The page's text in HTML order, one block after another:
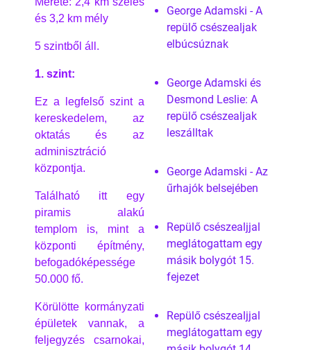
és 3,2 km mély
5 szintből áll.
1. szint:
Ez a legfelső szint a
kereskedelem, az
oktatás és az
adminisztráció
központja.
Található itt egy
piramis alakú
templom is, mint a
központi építmény,
befogadóképessége
50.000 fő.
Körülötte kormányzati
épületek vannak, a
feljegyzés csarnokai,
George Adamski - A
repülő csészealjak
elbúcsúznak
George Adamski és
Desmond Leslie: A
repülő csészealjak
leszálltak
George Adamski - Az
űrhajók belsejében
Repülő csészealjjal
meglátogattam egy
másik bolygót 15.
fejezet
Repülő csészealjjal
meglátogattam egy